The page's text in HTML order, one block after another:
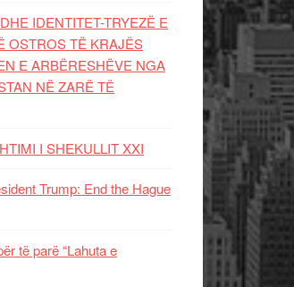
IDENTITET-TRYEZË E
OSTROS TË KRAJËS
E ARBËRESHËVE NGA
NË ZARË TË
I SHEKULLIT XXI
Trump: End the Hague
të parë “Lahuta e